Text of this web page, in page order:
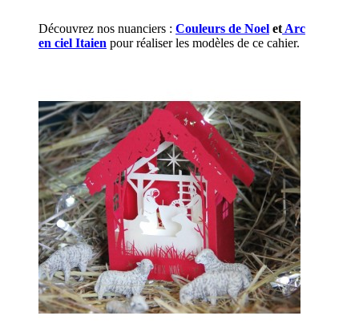
Découvrez nos nuanciers : Couleurs de Noel et Arc
en ciel Itaien pour réaliser les modèles de ce cahier.